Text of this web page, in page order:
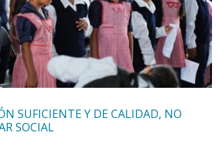
SUFICIENTE Y DE CALIDAD, NO
SOCIAL